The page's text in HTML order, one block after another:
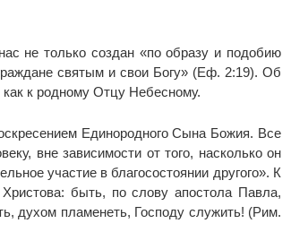
не только создан «по образу и подобию
святым и свои Богу» (Еф. 2:19). Об
как к родному Отцу Небесному.
Единородного Сына Божия. Все
вне зависимости от того, насколько он
участие в благосостоянии другого». К
быть, по слову апостола Павла,
духом пламенеть, Господу служить! (Рим.